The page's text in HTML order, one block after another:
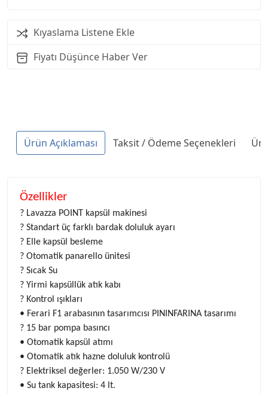
Kıyaslama Listene Ekle
Fiyatı Düşünce Haber Ver
Ürün Açıklaması Taksit / Ödeme Seçenekleri
Özellikler
? Lavazza POINT kapsül makinesi
? Standart üç farklı bardak doluluk ayarı
? Elle kapsül besleme
? Otomatik panarello ünitesi
? Sıcak Su
? Yirmi kapsüllük atık kabı
? Kontrol ışıkları
• Ferari F1 arabasının tasarımcısı PININFARINA tasarımı
? 15 bar pompa basıncı
• Otomatik kapsül atımı
• Otomatik atık hazne doluluk kontrolü
? Elektriksel değerler: 1.050 W/230 V
• Su tank kapasitesi: 4 lt.